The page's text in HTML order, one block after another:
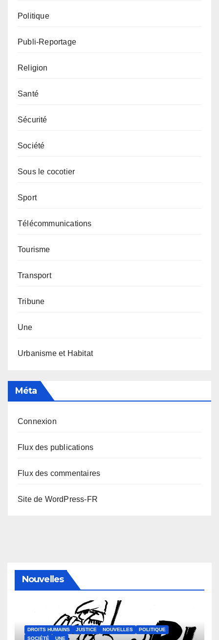
Politique
Publi-Reportage
Religion
Santé
Sécurité
Société
Sous le cocotier
Sport
Télécommunications
Tourisme
Transport
Tribune
Une
Urbanisme et Habitat
Méta
Connexion
Flux des publications
Flux des commentaires
Site de WordPress-FR
Nouvelles
DROITS HUMAINS JUSTICE NOUVELLES
POLITIQUE
SOCIÉTÉ
UNE